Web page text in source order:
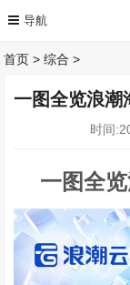
首页 >综合 >
一图全览浪潮
时间
一图全